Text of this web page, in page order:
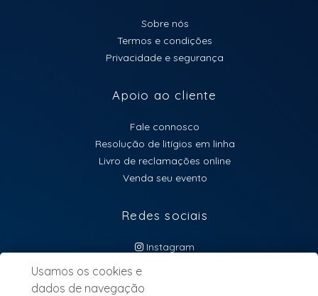
Sobre nós
Termos e condições
Privacidade e segurança
Apoio ao cliente
Fale connosco
Resolução de litígios em linha
Livro de reclamações online
Venda seu evento
Redes sociais
Instagram
atendimento@lebillet.eu
Usamos os cookies e
dados de navegação